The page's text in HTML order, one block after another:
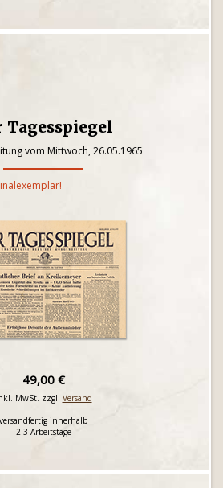
Tagesspiegel
vom Mittwoch, 26.05.1965
49,00 €
MwSt. zzgl. Versand
versandfertig innerhalb
2-3 Arbeitstage